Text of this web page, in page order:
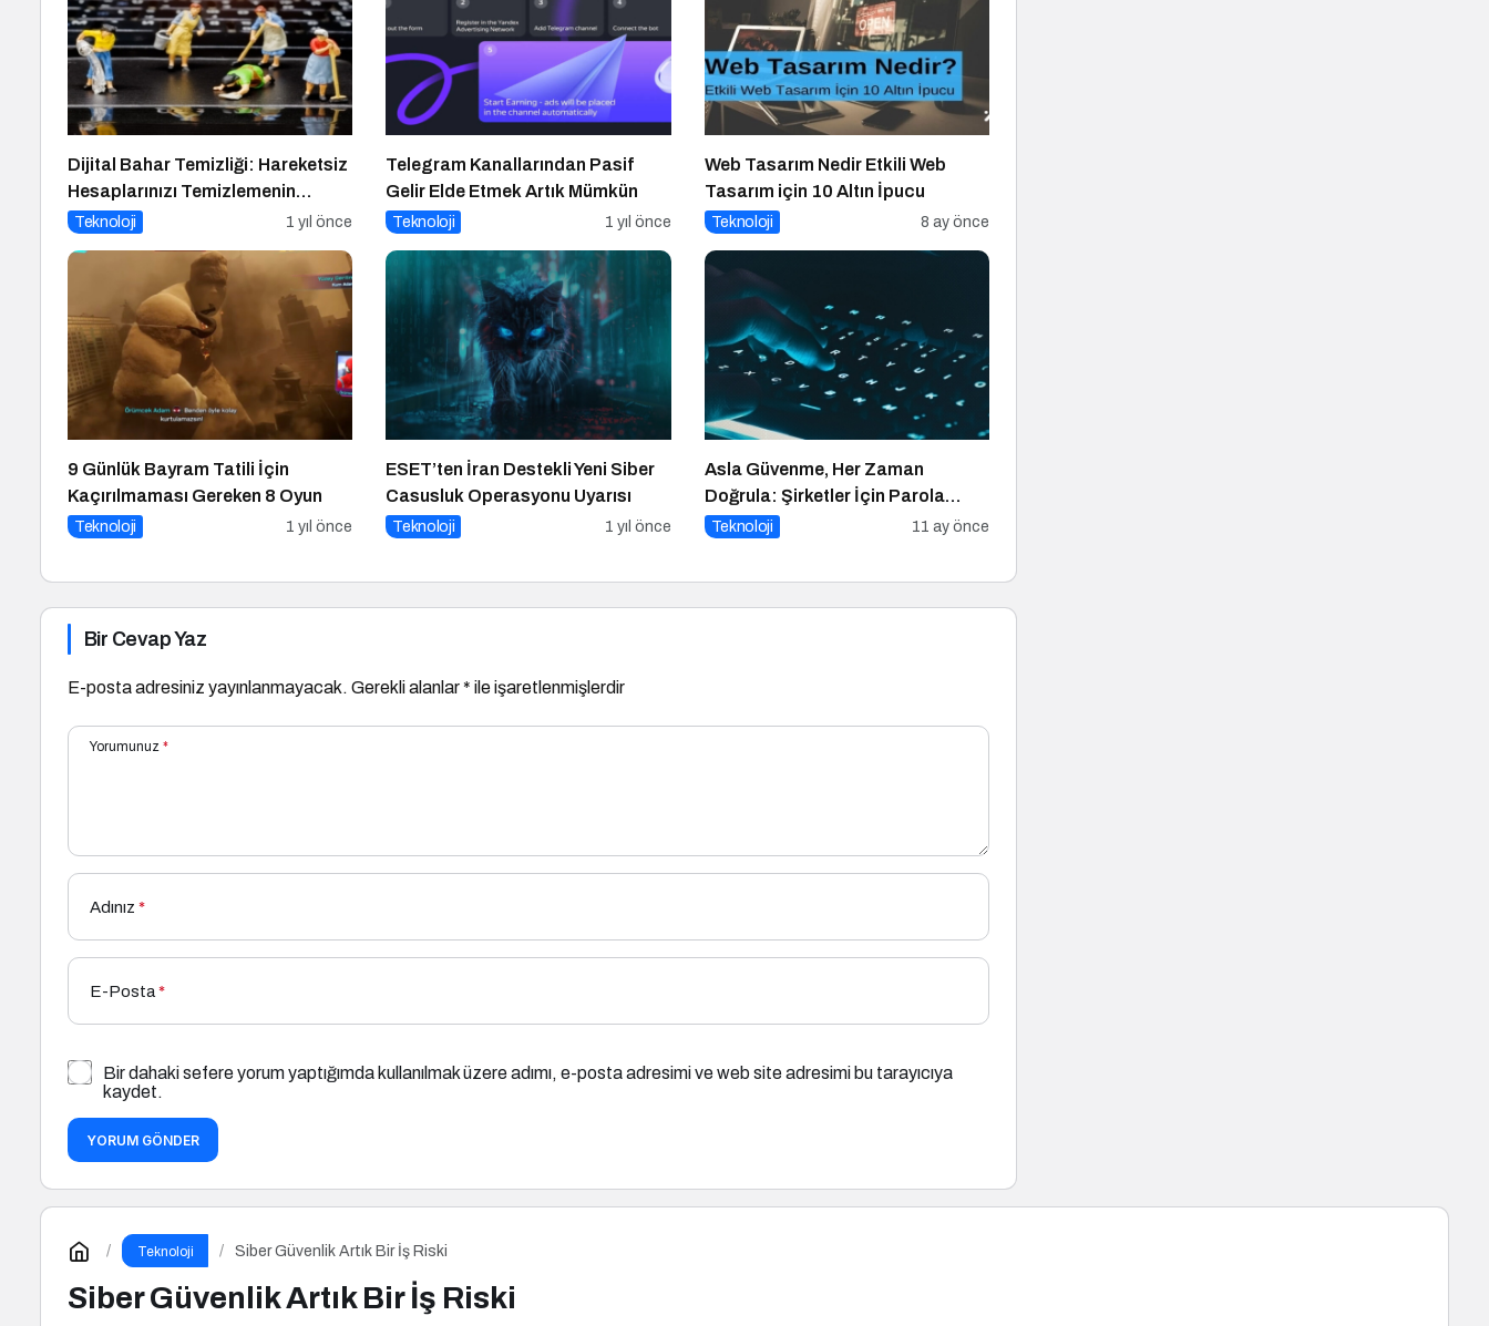
Dijital Bahar Temizliği: Hareketsiz
Hesaplarınızı Temizlemenin
Zamanı Geldi!
Teknoloji 1 yıl önce
Telegram Kanallarından Pasif
Gelir Elde Etmek Artık Mümkün
Teknoloji 1 yıl önce
Web Tasarım Nedir Etkili Web
Tasarım için 10 Altın İpucu
Teknoloji 8 ay önce
9 Günlük Bayram Tatili İçin
Kaçırılmaması Gereken 8 Oyun
Teknoloji 1 yıl önce
ESET’ten İran Destekli Yeni Siber
Casusluk Operasyonu Uyarısı
Teknoloji 1 yıl önce
Asla Güvenme, Her Zaman
Doğrula: Şirketler İçin Parola
Güvenliği Alarmı
Teknoloji 11 ay önce
Bir Cevap Yaz
E-posta adresiniz yayınlanmayacak. Gerekli alanlar* ile işaretlenmişlerdir
Yorumunuz *
Adınız *
E-Posta*
Bir dahaki sefere yorum yaptığımda kullanılmak üzere adımı, e-posta adresimi ve web site adresimi bu tarayıcıya
kaydet.
YORUM GÖNDER
Teknoloji Siber Güvenlik Artık Bir İş Riski
Siber Güvenlik Artık Bir İş Riski